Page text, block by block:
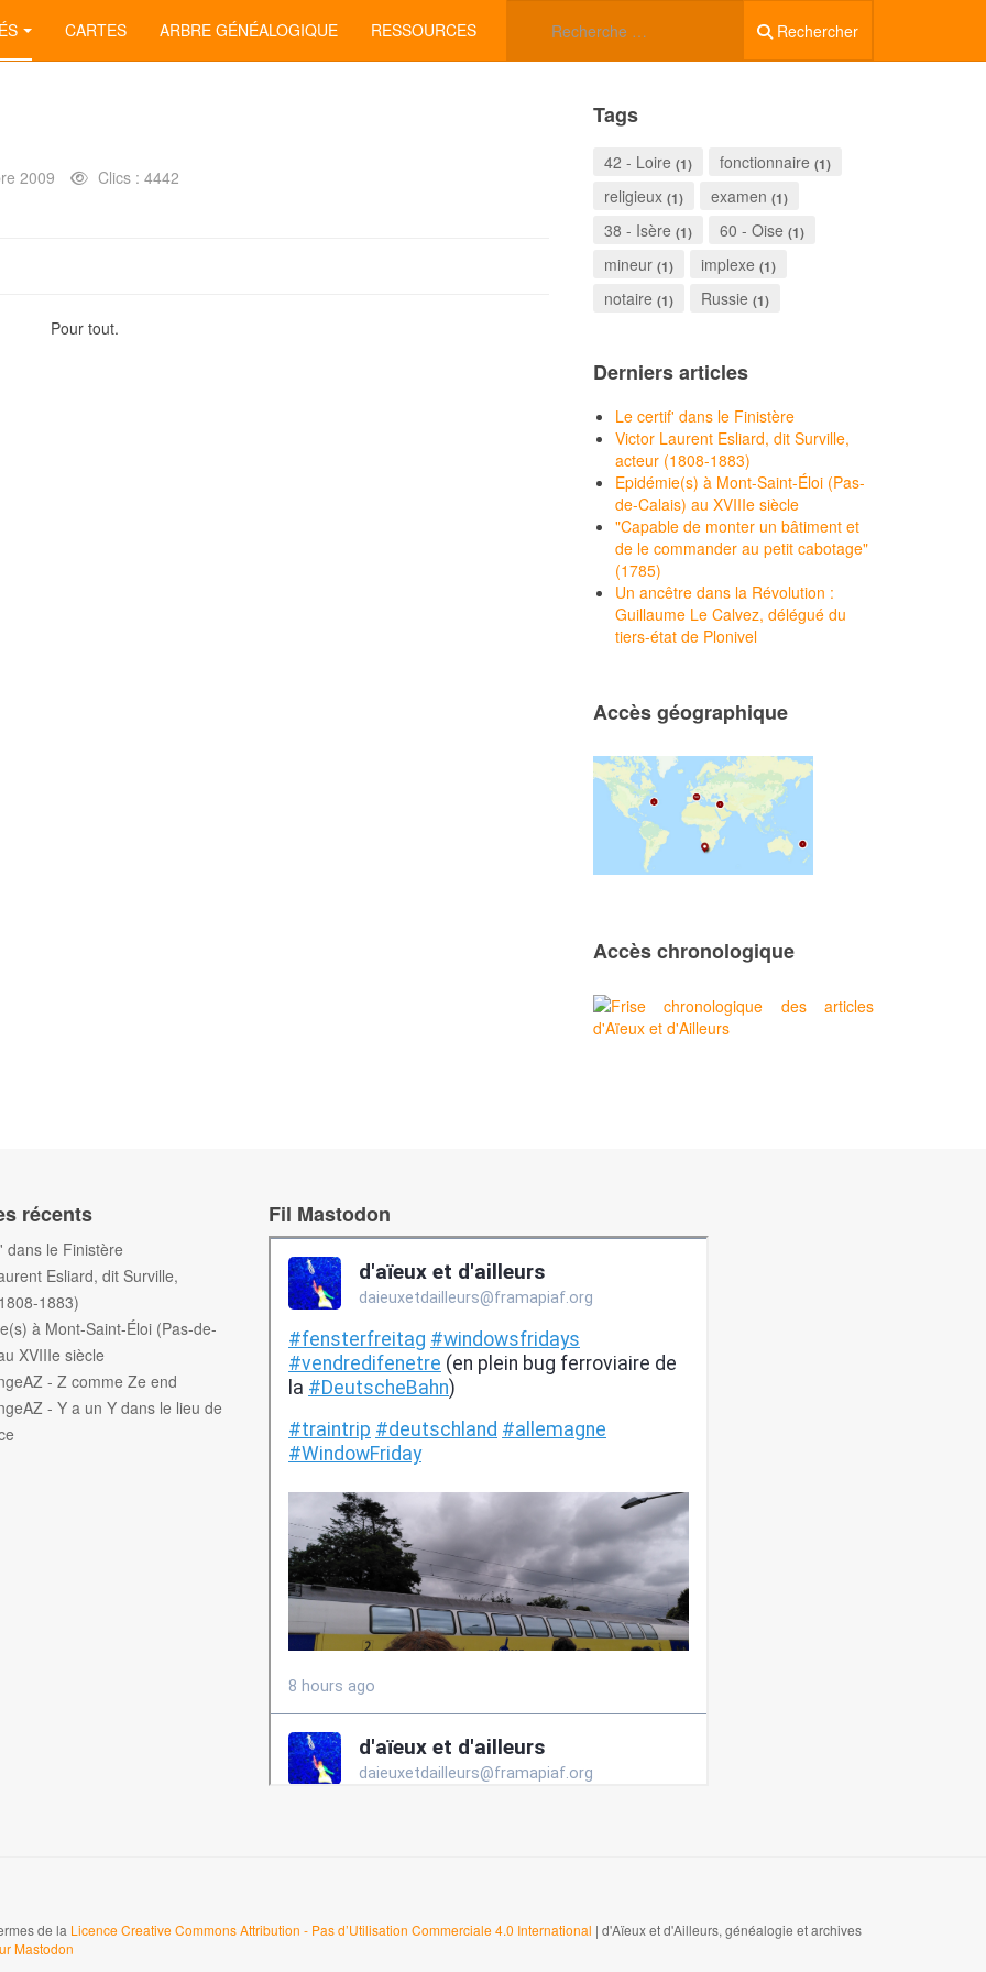
Rechercher
CARTES ARBRE GÉNÉALOGIQUE RESSOURCES
2009 Clics : 4442
Pour tout.
Tags
42 - Loire (1) fonctionnaire (1)
religieux (1) examen (1)
38 - Isère (1) 60 - Oise (1)
mineur (1) implexe (1)
notaire (1) Russie (1)
Derniers articles
Le certif' dans le Finistère
Victor Laurent Esliard, dit Surville,
acteur (1808-1883)
Epidémie(s) à Mont-Saint-Éloi (Pas-
de-Calais) au XVIIIe siècle
"Capable de monter un bâtiment et
de le commander au petit cabotage"
(1785)
Un ancêtre dans la Révolution :
Guillaume Le Calvez, délégué du
tiers-état de Plonivel
Accès géographique
Accès chronologique
récents
dans le Finistère
Esliard, dit Surville,
1883)
à Mont-Saint-Éloi (Pas-de-
XVIIIe siècle
- Z comme Ze end
- Y a un Y dans le lieu de
Fil Mastodon
de la Licence Creative Commons Attribution - Pas d’Utilisation Commerciale 4.0 International | d'Aïeux et d'Ailleurs, généalogie et archives
Mastodon